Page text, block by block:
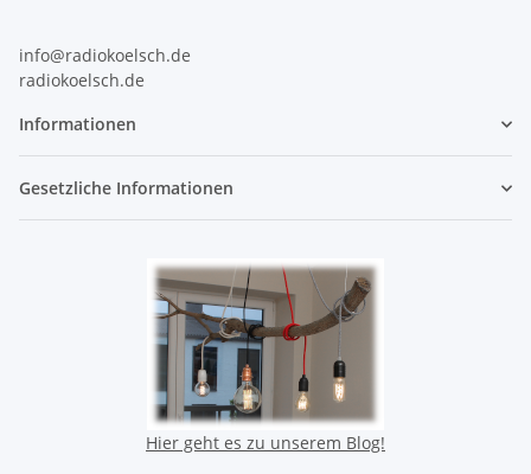
info@radiokoelsch.de
radiokoelsch.de
Informationen
Gesetzliche Informationen
Hier geht es zu unserem Blog!